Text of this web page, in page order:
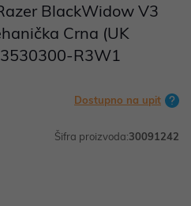
BlackWidow V3
Crna (UK
R3W1
Dostupno na upit
Šifra proizvoda:30091242